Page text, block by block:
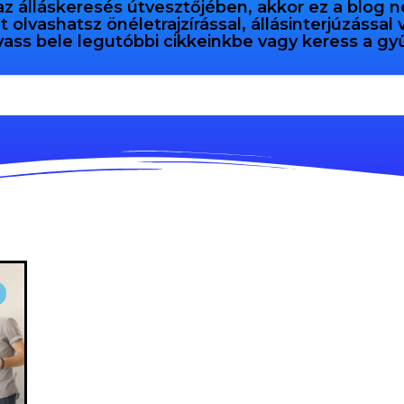
álláskeresés útvesztőjében, akkor ez a blog
olvashatsz önéletrajzírással, állásinterjúzással
bele legutóbbi cikkeinkbe vagy keress a